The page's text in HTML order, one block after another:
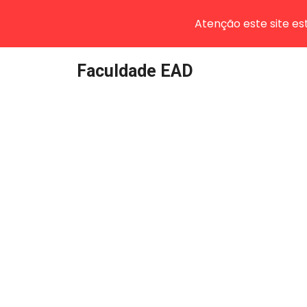
Faculdade EAD
Atenção este site